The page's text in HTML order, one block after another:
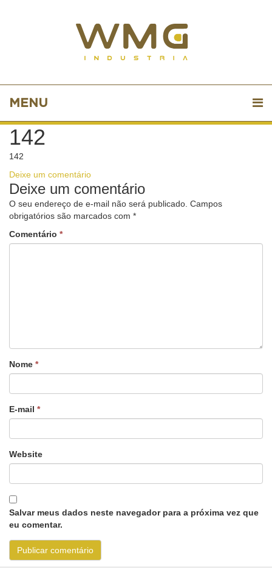
MENU
142
142
Deixe um comentário
Deixe um comentário
O seu endereço de e-mail não será publicado. Campos
obrigatórios são marcados com *
Comentário *
Nome *
E-mail *
Website
Salvar meus dados neste navegador para a próxima vez que
eu comentar.